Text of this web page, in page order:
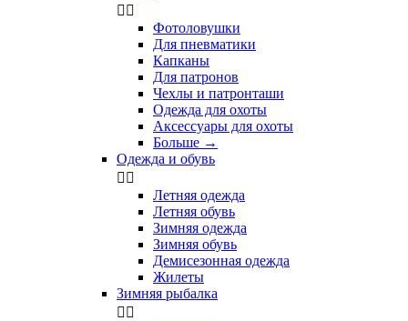
 
Фотоловушки
Для пневматики
Капканы
Для патронов
Чехлы и патронташи
Одежда для охоты
Аксессуары для охоты
Больше →
Одежда и обувь
 
Летняя одежда
Летняя обувь
Зимняя одежда
Зимняя обувь
Демисезонная одежда
Жилеты
Зимняя рыбалка
 